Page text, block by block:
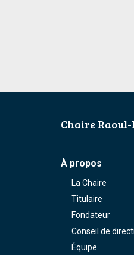
Chaire
À propos
La Chaire
Titulaire
Fondateur
Conseil de
Équipe